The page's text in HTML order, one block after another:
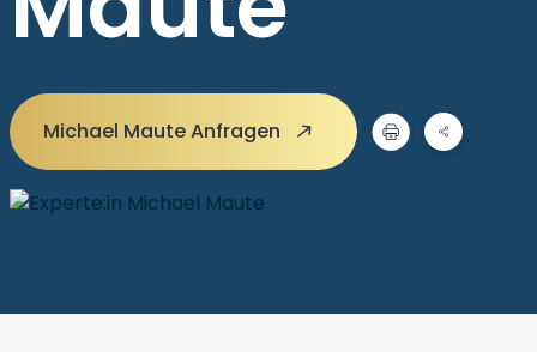
Michael Maute Anfragen